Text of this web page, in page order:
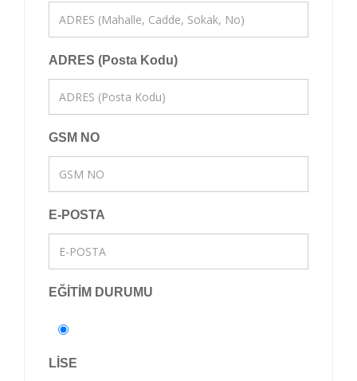
ADRES (Posta Kodu)
GSM NO
E-POSTA
EĞİTİM DURUMU
LİSE